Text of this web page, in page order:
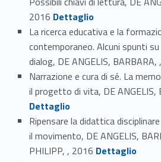
2016 Link identifier #identifier_person_149419-17
Dettaglio
La ricerca educativa e la
contemporaneo. Alcuni spunti
dialog, DE ANGELIS,
Narrazione e cura di sé. La
il progetto di vita, DE ANGELIS,
Dettaglio
Ripensare la didattica
il movimento, DE ANGELIS,
PHILIPP, , 2016 Link identifier #identifier_person_37054-20
Dettaglio